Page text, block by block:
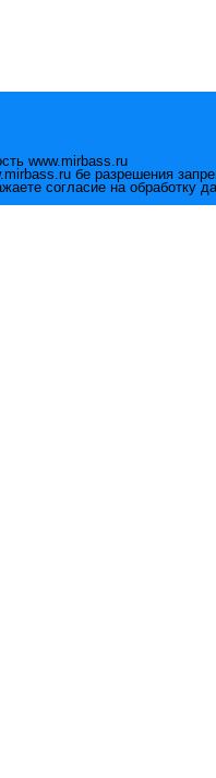
www.mirbass.ru
бе разрешения
согласие на обработку